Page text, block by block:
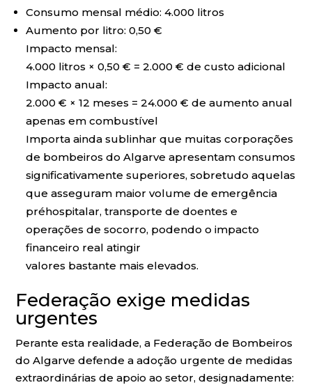
Consumo mensal médio: 4.000 litros
Aumento por litro: 0,50 €
Impacto mensal:
4.000 litros × 0,50 € = 2.000 € de custo adicional
Impacto anual:
2.000 € × 12 meses = 24.000 € de aumento anual
apenas em combustível
Importa ainda sublinhar que muitas corporações
de bombeiros do Algarve apresentam consumos
significativamente superiores, sobretudo aquelas
que asseguram maior volume de emergência
préhospitalar, transporte de doentes e
operações de socorro, podendo o impacto
financeiro real atingir
valores bastante mais elevados.
Federação exige medidas
urgentes
Perante esta realidade, a Federação de Bombeiros
do Algarve defende a adoção urgente de medidas
extraordinárias de apoio ao setor, designadamente: